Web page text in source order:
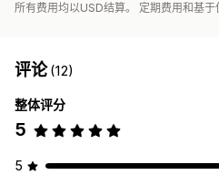
所有费用均以USD结算。 定期费用和基于
评论(12)
整体评分
5
5